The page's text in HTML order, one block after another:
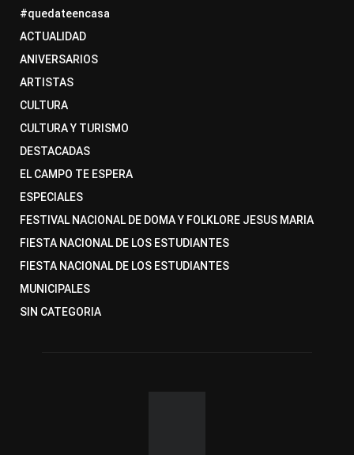
#quedateencasa
ACTUALIDAD
ANIVERSARIOS
ARTISTAS
CULTURA
CULTURA Y TURISMO
DESTACADAS
EL CAMPO TE ESPERA
ESPECIALES
FESTIVAL NACIONAL DE DOMA Y FOLKLORE JESUS MARIA
FIESTA NACIONAL DE LOS ESTUDIANTES
FIESTA NACIONAL DE LOS ESTUDIANTES
MUNICIPALES
SIN CATEGORIA